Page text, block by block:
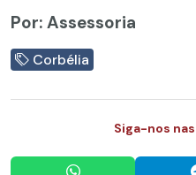
Por: Assessoria
Corbélia
Siga-nos